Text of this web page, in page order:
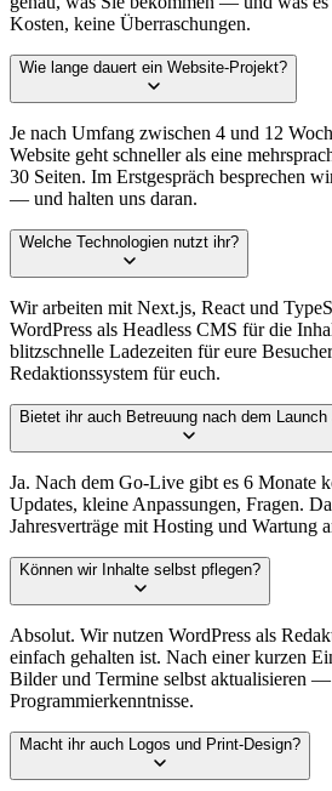
Kosten, keine Überraschungen.
Wie lange dauert ein Website-Projekt?
Je nach Umfang zwischen 4 und 12
Website geht schneller als eine
30 Seiten. Im Erstgespräch besprechen
— und halten uns daran.
Welche Technologien nutzt ihr?
Wir arbeiten mit Next.js, React und
WordPress als Headless CMS für die
blitzschnelle Ladezeiten für eure
Redaktionssystem für euch.
Bietet ihr auch Betreuung nach dem Launch
Ja. Nach dem Go-Live gibt es 6 Monate
Updates, kleine Anpassungen, Fragen.
Jahresverträge mit Hosting und Wartung
Können wir Inhalte selbst pflegen?
Absolut. Wir nutzen WordPress als
einfach gehalten ist. Nach einer kurzen
Bilder und Termine selbst aktualisieren
Programmierkenntnisse.
Macht ihr auch Logos und Print-Design?